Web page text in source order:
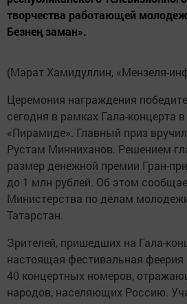
творчества работающей
Безнең заман».
(Марат Хамидуллин, «Мензеля-
Церемония награждения
сегодня в рамках Гала-концерта
«Пирамиде». Главный приз
Рустам Минниханов. Решением
размер денежной премии Гран-
до 1 млн рублей. Об этом
Министерства по делам
Татарстан.
Зрителей, пришедших на Гала-
настоящая фестивальная феерия
40 концертных номеров,
народов, населяющих Россию.